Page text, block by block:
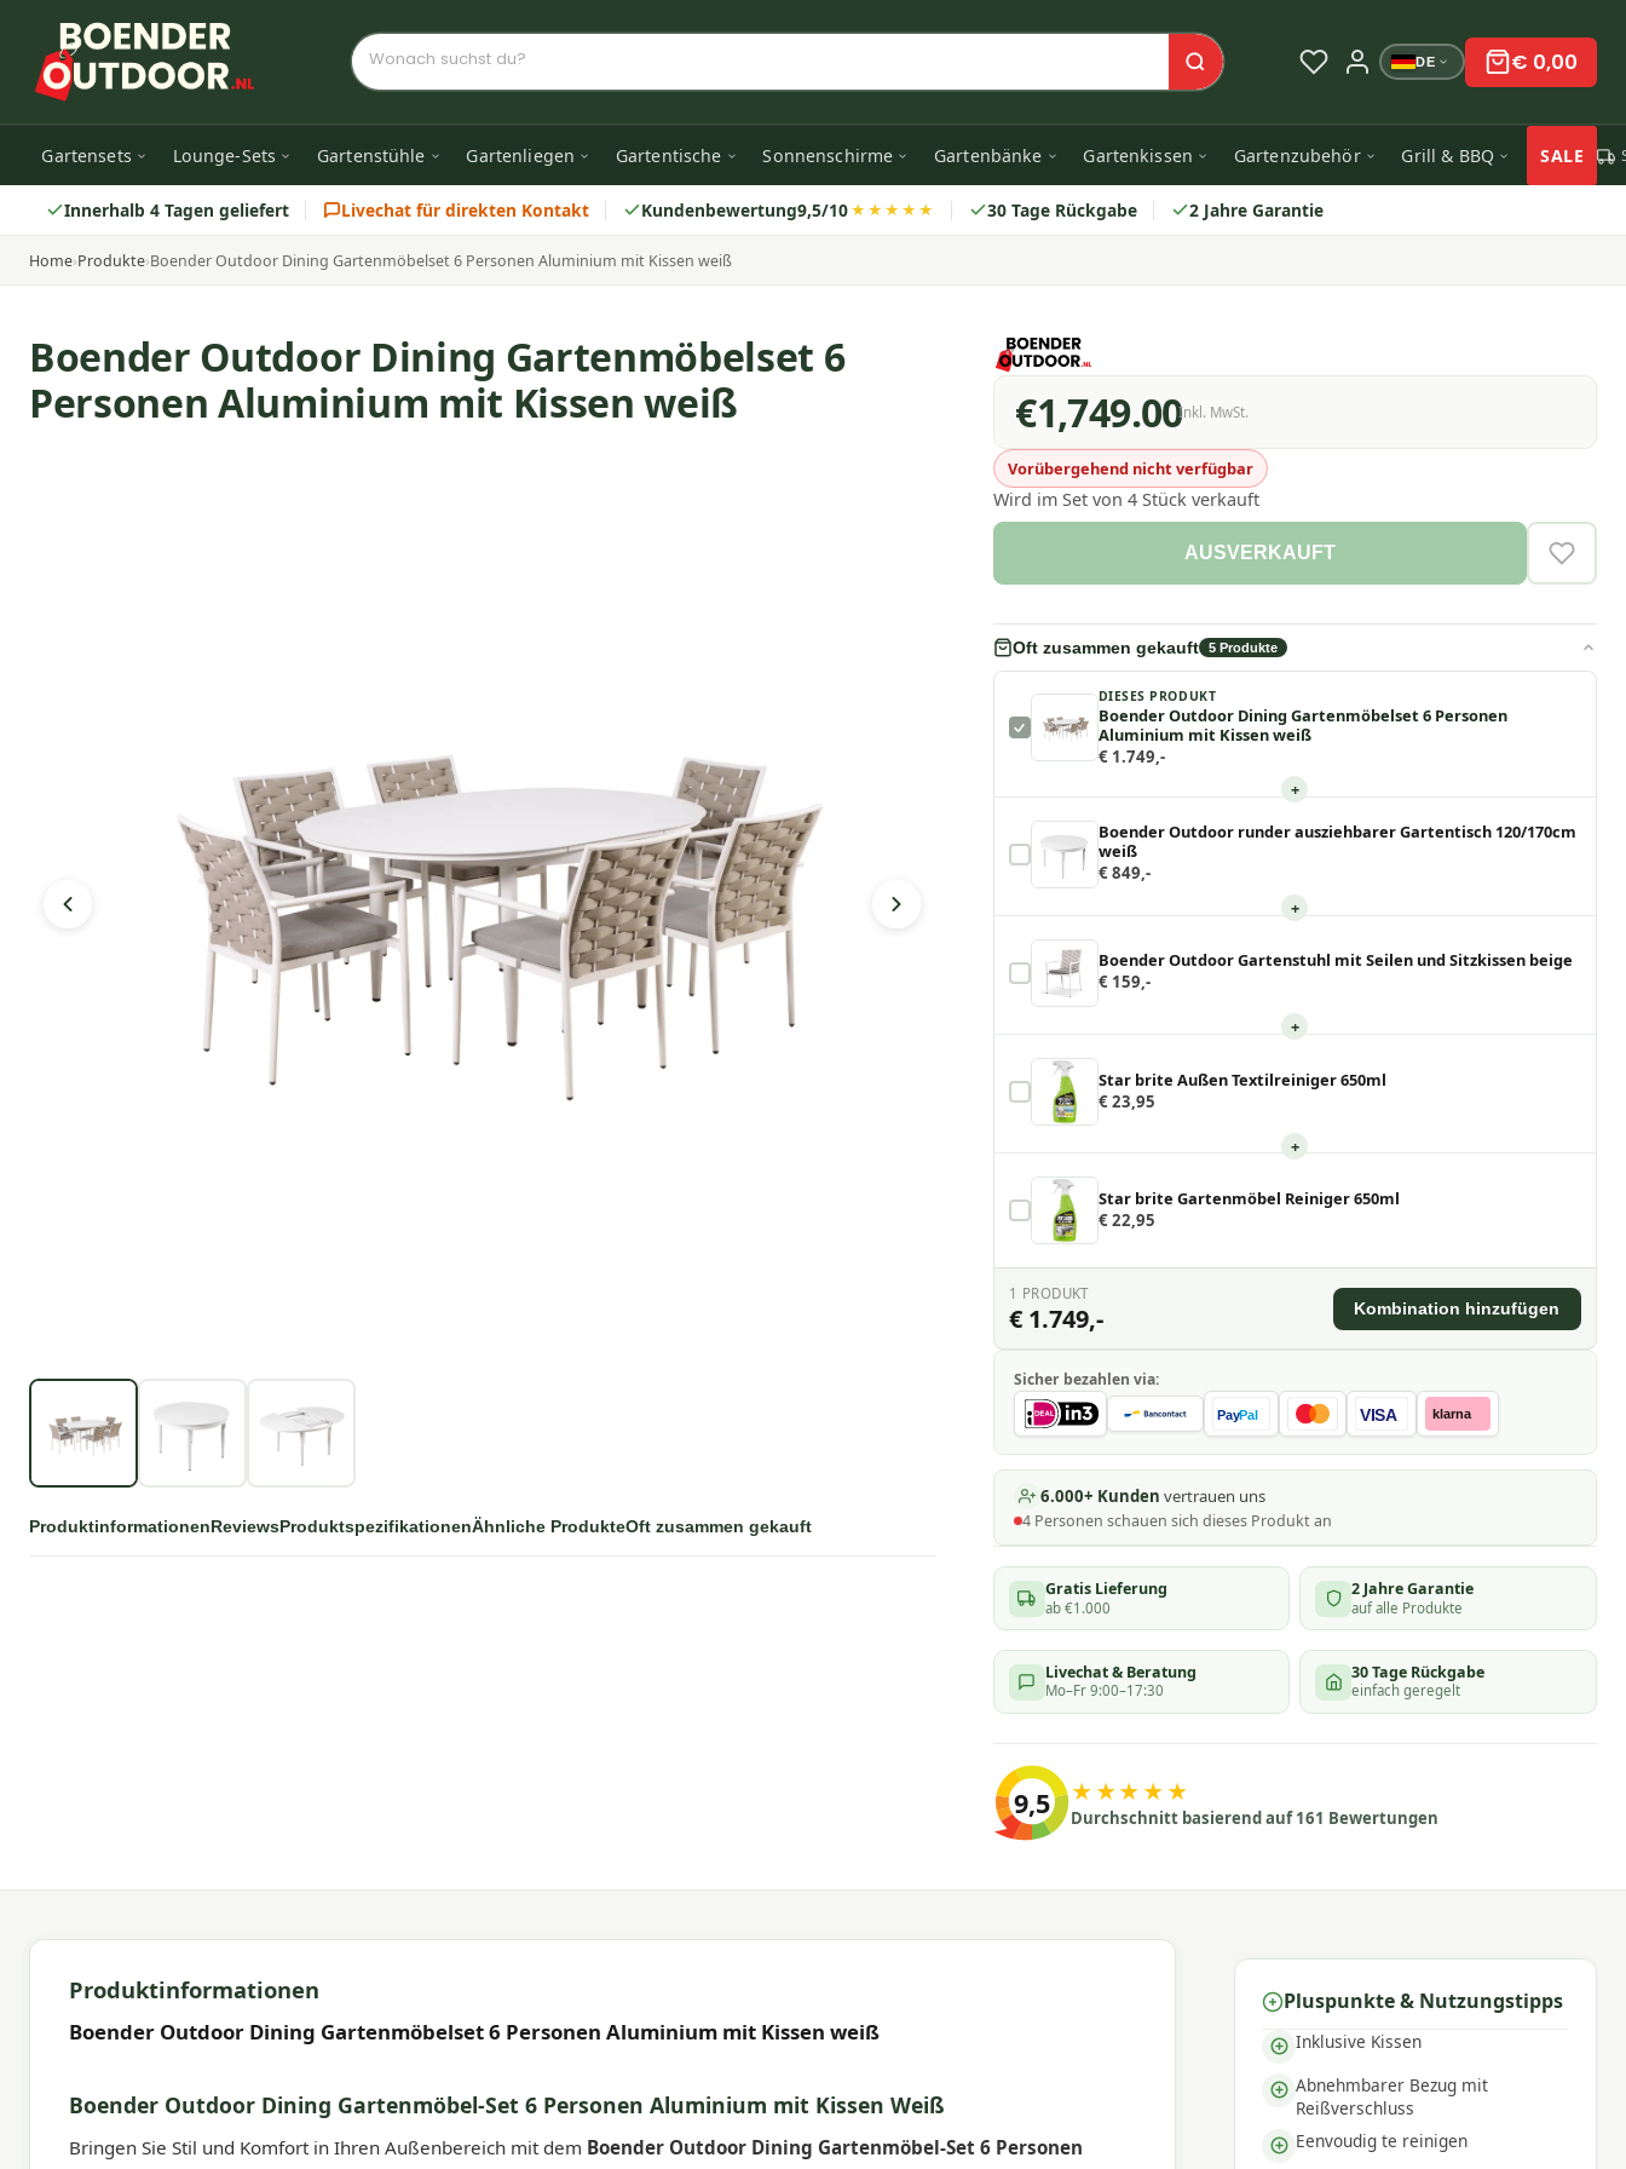
DE € 0,00
Gartensets Lounge-Sets Gartenstühle Gartenliegen Gartentische Sonnenschirme Gartenbänke Gartenkissen Gartenzubehör Grill & BBQ SALE
Innerhalb 4 Tagen geliefert Livechat für direkten Kontakt Kundenbewertung9,5/10★★★★★ 30 Tage Rückgabe 2 Jahre Garantie
Home›Produkte›Boender Outdoor Dining Gartenmöbelset 6 Personen Aluminium mit Kissen weiß
Boender Outdoor Dining Gartenmöbelset 6
Personen Aluminium mit Kissen weiß
ProduktinformationenReviewsProduktspezifikationenÄhnliche ProdukteOft zusammen gekauft
€1,749.00Inkl. MwSt.
Vorübergehend nicht verfügbar
Wird im Set von 4 Stück verkauft
AUSVERKAUFT
Oft zusammen gekauft 5 Produkte
DIESES PRODUKT
Boender Outdoor Dining Gartenmöbelset 6 Personen
Aluminium mit Kissen weiß
€ 1.749,-
+
Boender Outdoor runder ausziehbarer Gartentisch 120/170cm
weiß
€ 849,-
+
Boender Outdoor Gartenstuhl mit Seilen und Sitzkissen beige
€ 159,-
+
Star brite Außen Textilreiniger 650ml
€ 23,95
+
Star brite Gartenmöbel Reiniger 650ml
€ 22,95
1 PRODUKT
€ 1.749,- Kombination hinzufügen
Sicher bezahlen via:
PayPal VISA klarna
6.000+ Kunden vertrauen uns
4 Personen schauen sich dieses Produkt an
Gratis Lieferung
ab €1.000
2 Jahre Garantie
auf alle Produkte
Livechat & Beratung
Mo–Fr 9:00–17:30
30 Tage Rückgabe
einfach geregelt
9,5 ★★★★★
Durchschnitt basierend auf 161 Bewertungen
Produktinformationen
Boender Outdoor Dining Gartenmöbelset 6 Personen Aluminium mit Kissen weiß
Boender Outdoor Dining Gartenmöbel-Set 6 Personen Aluminium mit Kissen Weiß
Bringen Sie Stil und Komfort in Ihren Außenbereich mit dem Boender Outdoor Dining Gartenmöbel-Set 6 Personen
Pluspunkte & Nutzungstipps
Inklusive Kissen
Abnehmbarer Bezug mit
Reißverschluss
Eenvoudig te reinigen